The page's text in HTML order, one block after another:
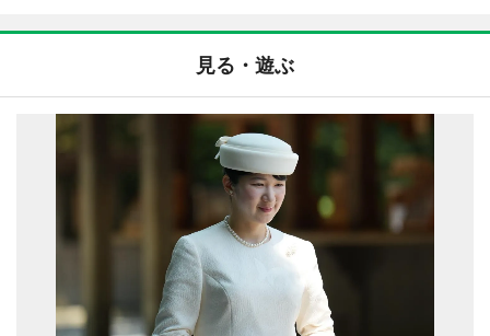
見る・遊ぶ